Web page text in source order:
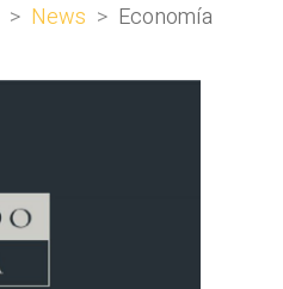
> News > Economía